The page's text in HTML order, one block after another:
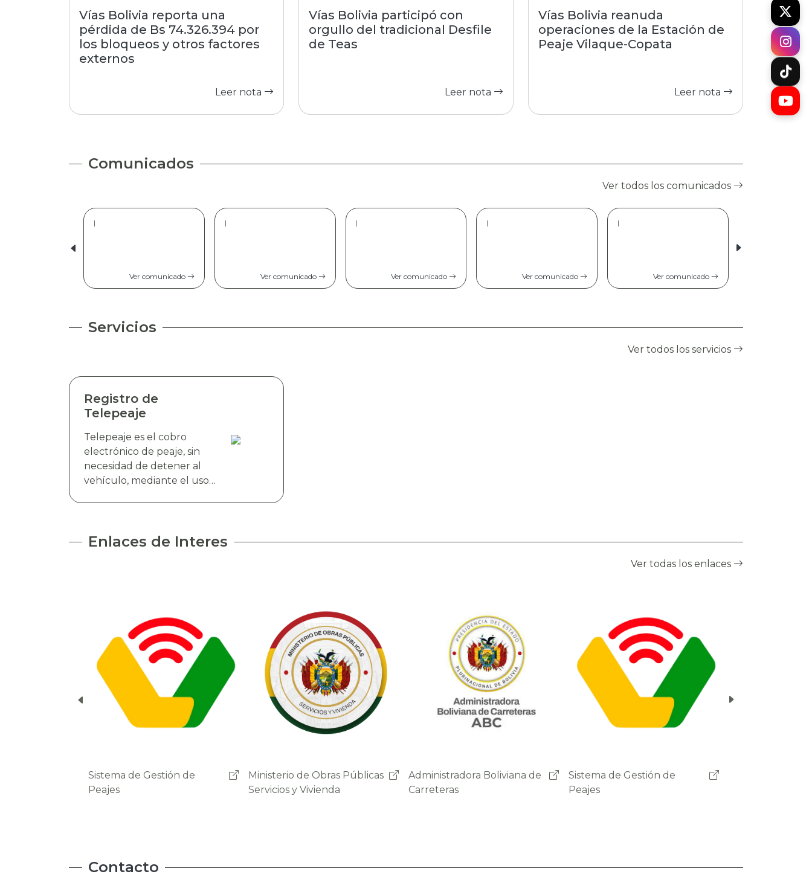
Vías Bolivia reporta una
pérdida de Bs 74.326.394 por
los bloqueos y otros factores
externos
Leer nota
Vías Bolivia participó con
orgullo del tradicional Desfile
de Teas
Leer nota
Vías Bolivia reanuda
operaciones de la Estación de
Peaje Vilaque-Copata
Leer nota
Comunicados
Ver todos los comunicados
|
Ver comunicado
|
Ver comunicado
|
Ver comunicado
|
Ver comunicado
|
Ver comunicado
Servicios
Ver todos los servicios
Registro de
Telepeaje
Telepeaje es el cobro
electrónico de peaje, sin
necesidad de detener al
vehículo, mediante el uso
dispositivo electrónico TAG
cuenta del usuario.
Enlaces de Interes
Ver todas los enlaces
Ministerio de Obras Públicas
Servicios y Vivienda
Administradora Boliviana de
Carreteras
Sistema de Gestión de
Peajes
Ministerio de Obras Públicas
Servicios y Vivienda
Contacto